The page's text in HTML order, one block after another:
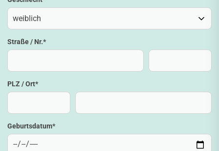
Straße / Nr.*
PLZ / Ort*
Geburtsdatum*